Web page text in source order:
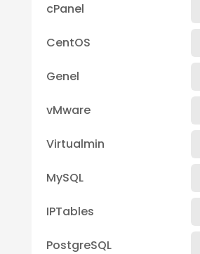
cPanel
CentOS
Genel
vMware
Virtualmin
MySQL
IPTables
PostgreSQL